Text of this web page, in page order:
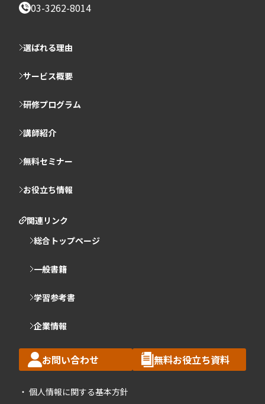
03-3262-8014
選ばれる理由
サービス概要
研修プログラム
講師紹介
無料セミナー
お役立ち情報
関連リンク
総合トップページ
一般書籍
学習参考書
企業情報
お問い合わせ 無料お役立ち資料
個人情報に関する基本方針